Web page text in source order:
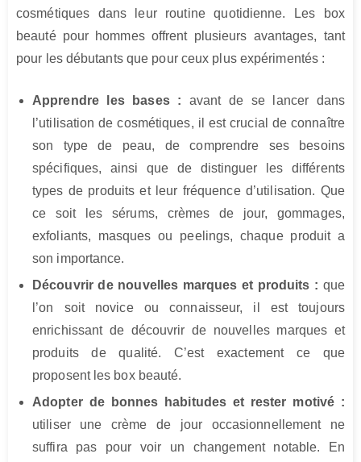
cosmétiques dans leur routine quotidienne. Les box
beauté pour hommes offrent plusieurs avantages, tant
pour les débutants que pour ceux plus expérimentés :
Apprendre les bases : avant de se lancer dans
l’utilisation de cosmétiques, il est crucial de connaître
son type de peau, de comprendre ses besoins
spécifiques, ainsi que de distinguer les différents
types de produits et leur fréquence d’utilisation. Que
ce soit les sérums, crèmes de jour, gommages,
exfoliants, masques ou peelings, chaque produit a
son importance.
Découvrir de nouvelles marques et produits : que
l’on soit novice ou connaisseur, il est toujours
enrichissant de découvrir de nouvelles marques et
produits de qualité. C’est exactement ce que
proposent les box beauté.
Adopter de bonnes habitudes et rester motivé :
utiliser une crème de jour occasionnellement ne
suffira pas pour voir un changement notable. En